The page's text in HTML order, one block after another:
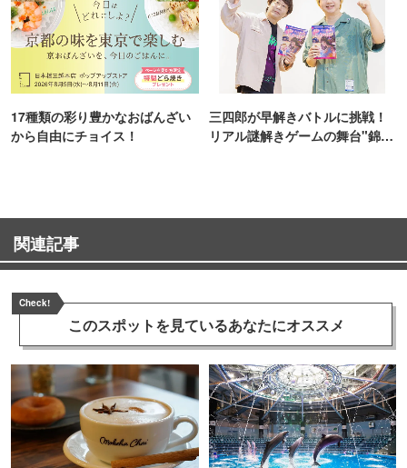
17種類の彩り豊かなおばんざい
から自由にチョイス！
三四郎が早解きバトルに挑戦！
リアル謎解きゲームの舞台"錦糸
関連記事
Check!
このスポットを見ているあなたにオススメ